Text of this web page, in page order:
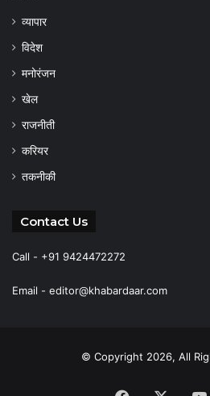
व्यापार
विदेश
मनोरंजन
खेल
राजनीती
करियर
तकनीकी
Contact Us
Call - +91 9424472272
Email - editor@khabardaar.com
© Copyright 2026, All